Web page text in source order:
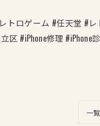
トロゲーム #任天堂 #
#iPhone修理
一